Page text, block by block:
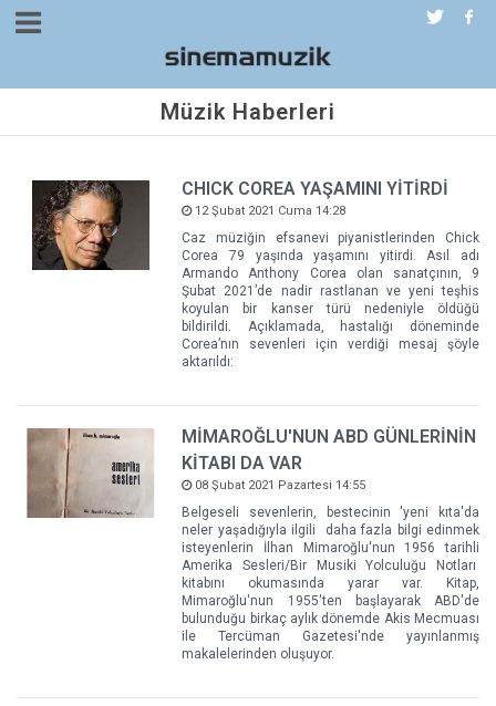
Müzik Haberleri
CHICK COREA YAŞAMINI YİTİRDİ
12 Şubat 2021 Cuma 14:28
Caz müziğin efsanevi piyanistlerinden Chick
Corea 79 yaşında yaşamını yitirdi. Asıl adı
Armando Anthony Corea olan sanatçının, 9
Şubat 2021’de nadir rastlanan ve yeni teşhis
koyulan bir kanser türü nedeniyle öldüğü
bildirildi. Açıklamada, hastalığı döneminde
Corea’nın sevenleri için verdiği mesaj şöyle
aktarıldı:
MİMAROĞLU'NUN ABD GÜNLERİNİN
KİTABI DA VAR
08 Şubat 2021 Pazartesi 14:55
Belgeseli sevenlerin, bestecinin 'yeni kıta'da
neler yaşadığıyla ilgili daha fazla bilgi edinmek
isteyenlerin İlhan Mimaroğlu'nun 1956 tarihli
Amerika Sesleri/Bir Musiki Yolculuğu Notları
kitabını okumasında yarar var. Kitap,
Mimaroğlu'nun 1955'ten başlayarak ABD'de
bulunduğu birkaç aylık dönemde Akis Mecmuası
ile Tercüman Gazetesi'nde yayınlanmış
makalelerinden oluşuyor.